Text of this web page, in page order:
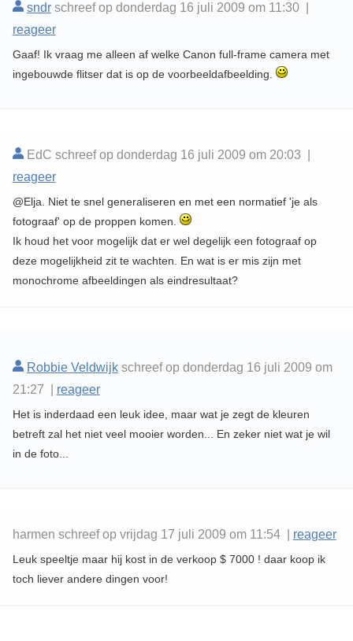
sndrschreef op donderdag 16 juli 2009 om 11:30 |
reageer
Gaaf! Ik vraag me alleen af welke Canon full-frame camera met
ingebouwde flitser dat is op de voorbeeldafbeelding.
EdC schreef op donderdag 16 juli 2009 om 20:03 |
reageer
@Elja. Niet te snel generaliseren en met een normatief 'je als
fotograaf' op de proppen komen.
Ik houd het voor mogelijk dat er wel degelijk een fotograaf op
deze mogelijkheid zit te wachten. En wat is er mis zijn met
monochrome afbeeldingen als eindresultaat?
Robbie Veldwijkschreef op donderdag 16 juli 2009 om
21:27 | reageer
Het is inderdaad een leuk idee, maar wat je zegt de kleuren
betreft zal het niet veel mooier worden... En zeker niet wat je wil
in de foto...
harmen schreef op vrijdag 17 juli 2009 om 11:54 | reageer
Leuk speeltje maar hij kost in de verkoop $ 7000 ! daar koop ik
toch liever andere dingen voor!